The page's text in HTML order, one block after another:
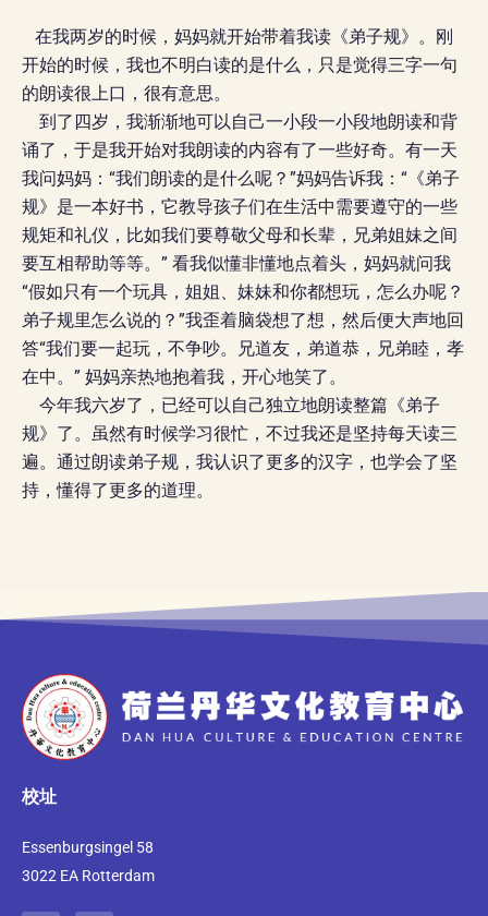
在我两岁的时候，妈妈就开始带着我读《弟子规》。刚
开始的时候，我也不明白读的是什么，只是觉得三字一句
的朗读很上口，很有意思。
到了四岁，我渐渐地可以自己一小段一小段地朗读和背
诵了，于是我开始对我朗读的内容有了一些好奇。有一天
我问妈妈：“我们朗读的是什么呢？”妈妈告诉我：“《弟子
规》是一本好书，它教导孩子们在生活中需要遵守的一些
规矩和礼仪，比如我们要尊敬父母和长辈，兄弟姐妹之间
要互相帮助等等。” 看我似懂非懂地点着头，妈妈就问我
“假如只有一个玩具，姐姐、妹妹和你都想玩，怎么办呢？
弟子规里怎么说的？”我歪着脑袋想了想，然后便大声地回
答“我们要一起玩，不争吵。兄道友，弟道恭，兄弟睦，孝
在中。” 妈妈亲热地抱着我，开心地笑了。
今年我六岁了，已经可以自己独立地朗读整篇《弟子
规》了。虽然有时候学习很忙，不过我还是坚持每天读三
遍。通过朗读弟子规，我认识了更多的汉字，也学会了坚
持，懂得了更多的道理。
校址
Essenburgsingel 58
3022 EA Rotterdam